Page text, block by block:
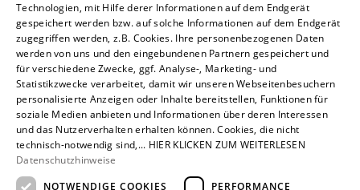
Um externe HTML-Inhalte anzuzeigen, benötigen wir
Technologien, mit Hilfe derer Informationen auf dem Endgerät
gespeichert werden bzw. auf solche Informationen auf dem Endgerät
zugegriffen werden, z.B. Cookies. Ihre personenbezogenen Daten
werden von uns und den eingebundenen Partnern gespeichert und
für verschiedene Zwecke, ggf. Analyse-, Marketing- und
Statistikzwecke verarbeitet, damit wir unseren Webseitenbesuchern
personalisierte Anzeigen oder Inhalte bereitstellen, Funktionen für
soziale Medien anbieten und Informationen über deren Interessen
und das Nutzerverhalten erhalten können. Cookies, die nicht
technisch-notwendig sind,... HIER KLICKEN ZUM WEITERLESEN
Datenschutzhinweise
NOTWENDIGE COOKIES
PERFORMANCE